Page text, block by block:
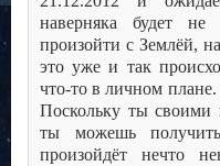
наверняка будет
произойти с Землёй,
это уже и так
что-то в личном
Поскольку ты своими
ты можешь
произойдёт нечто